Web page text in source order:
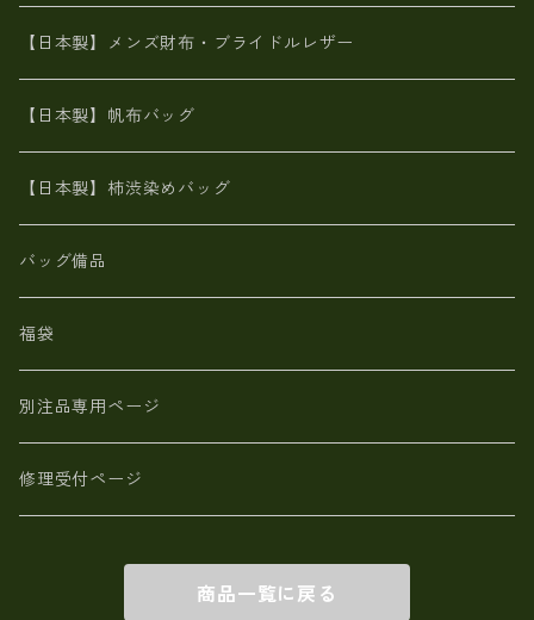
ポーテッド
メタリック
MAISON de HIROAN 【日本製】メンズ 財布
栃木レザー 【日本製】メンズ 財布
革小物・財布【日本製】メンズ レディース
【日本製】メンズ 財布 アザラシ革(シールスキン)
【日本製】メンズ財布・ブライドルレザー
【日本製】帆布バッグ
【日本製】柿渋染めバッグ
バッグ備品
福袋
別注品専用ページ
修理受付ページ
商品一覧に戻る